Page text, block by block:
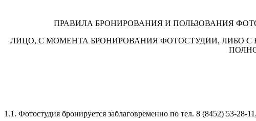
ПРАВИЛА БРОНИРОВАНИЯ И ПОЛЬЗОВАНИЯ
ЛИЦО, С МОМЕНТА БРОНИРОВАНИЯ ФОТОСТУДИИ, ЛИБО
1.1. Фотостудия бронируется заблаговременно по тел. 8 (8452) 53-28-